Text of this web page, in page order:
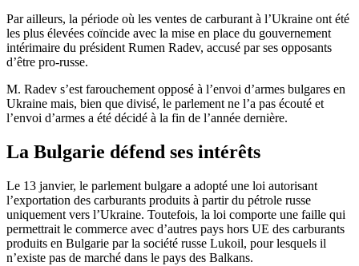
Par ailleurs, la période où les ventes de carburant à l’Ukraine ont été
les plus élevées coïncide avec la mise en place du gouvernement
intérimaire du président Rumen Radev, accusé par ses opposants
d’être pro-russe.
M. Radev s’est farouchement opposé à l’envoi d’armes bulgares en
Ukraine mais, bien que divisé, le parlement ne l’a pas écouté et
l’envoi d’armes a été décidé à la fin de l’année dernière.
La Bulgarie défend ses intérêts
Le 13 janvier, le parlement bulgare a adopté une loi autorisant
l’exportation des carburants produits à partir du pétrole russe
uniquement vers l’Ukraine. Toutefois, la loi comporte une faille qui
permettrait le commerce avec d’autres pays hors UE des carburants
produits en Bulgarie par la société russe Lukoil, pour lesquels il
n’existe pas de marché dans le pays des Balkans.